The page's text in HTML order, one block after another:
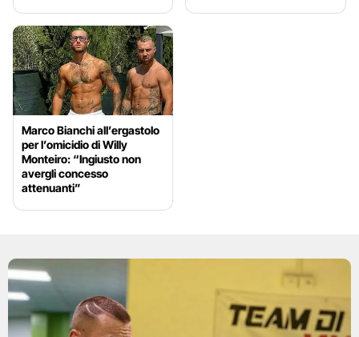
Marco Bianchi all’ergastolo
per l’omicidio di Willy
Monteiro: “Ingiusto non
avergli concesso
attenuanti”